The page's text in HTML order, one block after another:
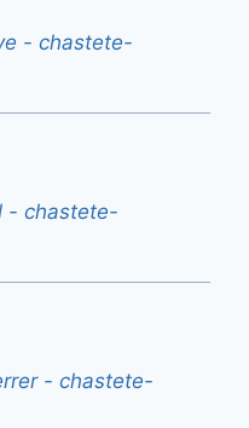
- chastete-
- chastete-
- chastete-